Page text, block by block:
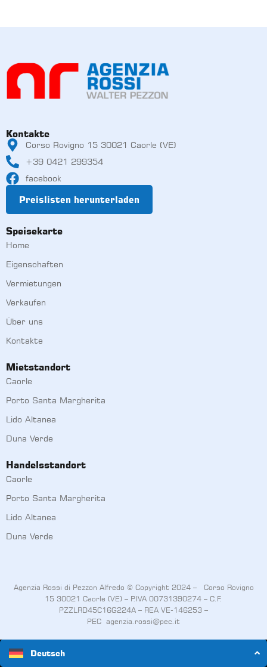
Kontakte
Corso Rovigno 15 30021 Caorle (VE)
+39 0421 299354
facebook
Preislisten herunterladen
Speisekarte
Home
Eigenschaften
Vermietungen
Verkaufen
Über uns
Kontakte
Mietstandort
Caorle
Porto Santa Margherita
Lido Altanea
Duna Verde
Handelsstandort
Caorle
Porto Santa Margherita
Lido Altanea
Duna Verde
Agenzia Rossi di Pezzon Alfredo © Copyright 2024 – Corso Rovigno
15 30021 Caorle (VE) – P.IVA 00731390274 – C.F.
PZZLRD45C16G224A – REA VE-146253 –
PEC agenzia.rossi@pec.it
Deutsch